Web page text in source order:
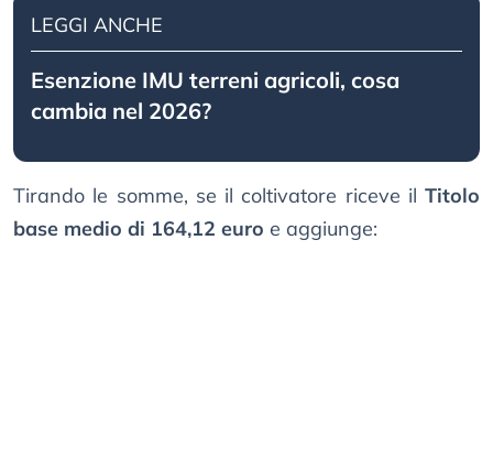
LEGGI ANCHE
Esenzione IMU terreni agricoli, cosa
cambia nel 2026?
Tirando le somme, se il coltivatore riceve il Titolo
base medio di 164,12 euro e aggiunge: